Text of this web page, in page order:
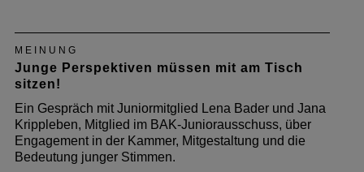
MEINUNG
Junge Perspektiven müssen mit am Tisch
sitzen!
Ein Gespräch mit Juniormitglied Lena Bader und Jana
Krippleben, Mitglied im BAK-Juniorausschuss, über
Engagement in der Kammer, Mitgestaltung und die
Bedeutung junger Stimmen.